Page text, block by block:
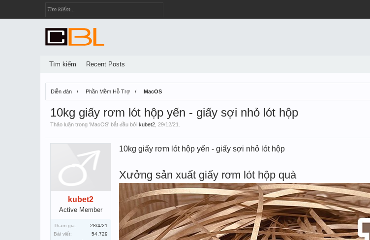
Diễn đàn Phần Mềm Hỗ Trợ MacOS
10kg giấy rơm lót hộp yến - giấy sợi nhỏ lót hộp
Thảo luận trong 'MacOS' bắt đầu bởi kubet2 29/12/21
kubet2
Active Member
Tham gia:
28/4/21
Bài viết:
54,729
10kg giấy rơm lót hộp yến - giấy sợi nhỏ lót hộp
Xưởng sản xuất giấy rơm lót hộp quà
Tìm kiếm Recent Posts